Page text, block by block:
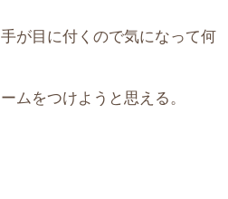
が目に付くので気になって何
ムをつけようと思える。